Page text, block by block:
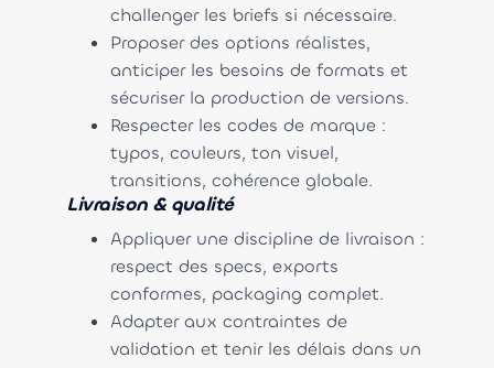
challenger les briefs si nécessaire.
Proposer des options réalistes,
anticiper les besoins de formats et
sécuriser la production de versions.
Respecter les codes de marque :
typos, couleurs, ton visuel,
transitions, cohérence globale.
Livraison & qualité
Appliquer une discipline de livraison :
respect des specs, exports
conformes, packaging complet.
Adapter aux contraintes de
validation et tenir les délais dans un